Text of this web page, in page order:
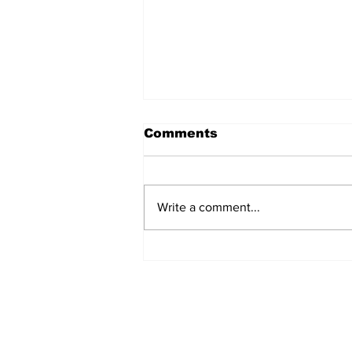
Comments
Write a comment...